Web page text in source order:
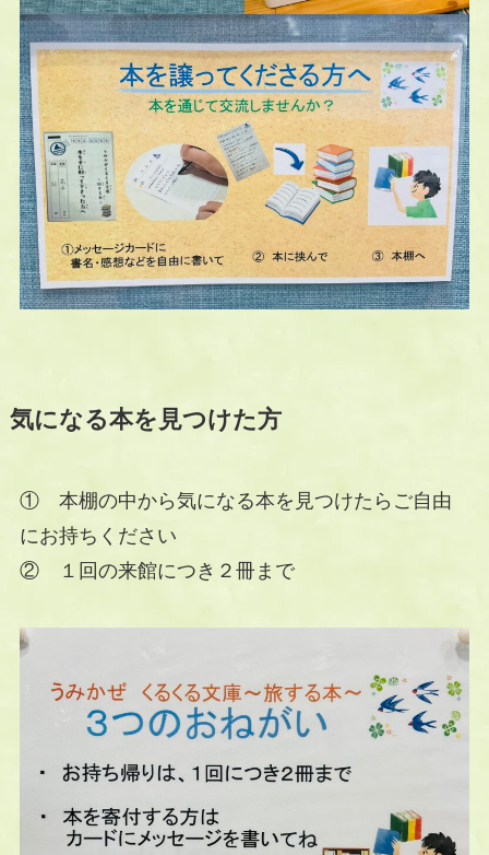
気になる本を見つけた方
① 本棚の中から気になる本を見つけたらご自由
にお持ちください
② １回の来館につき２冊まで